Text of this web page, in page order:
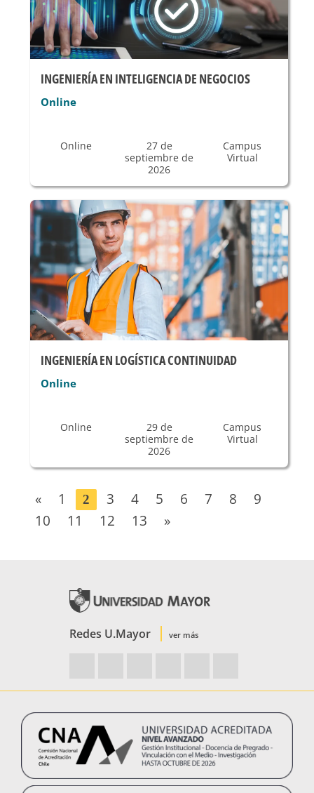
INGENIERÍA EN INTELIGENCIA DE NEGOCIOS
Online
Online
27 de
septiembre de
2026
Campus
Virtual
INGENIERÍA EN LOGÍSTICA CONTINUIDAD
Online
Online
29 de
septiembre de
2026
Campus
Virtual
« 1 2 3 4 5 6 7 8
9
10
11 12 13 »
Redes U.Mayor ver más